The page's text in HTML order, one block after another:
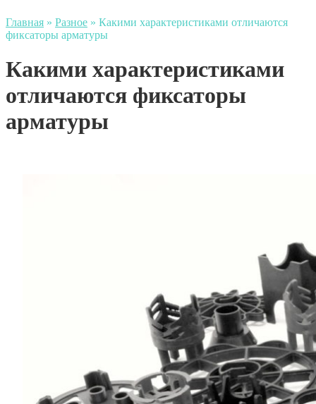
Главная » Разное » Какими характеристиками отличаются
фиксаторы арматуры
Какими характеристиками
отличаются фиксаторы
арматуры